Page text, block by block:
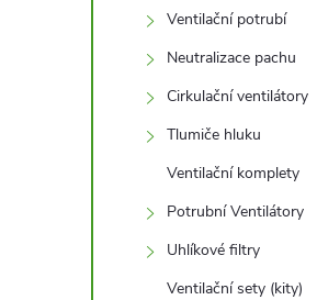
Ventilační potrubí
Neutralizace pachu
Cirkulační ventilátory
Tlumiče hluku
Ventilační komplety
Potrubní Ventilátory
Uhlíkové filtry
Ventilační sety (kity)